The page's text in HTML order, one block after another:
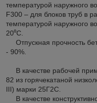
температурой наружного
F300 – для блоков труб в
температурой наружного
20⁰С.
Отпускная прочность
- 90%.
В качестве рабочей
82 из горячекатаной
III) марки 25Г2С.
В качестве